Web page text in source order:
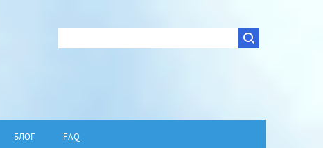
БЛОГ FAQ